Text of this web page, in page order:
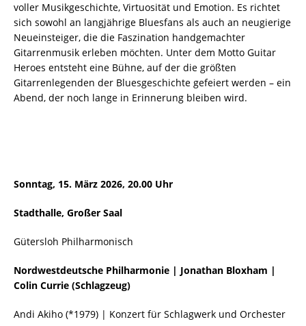
voller Musikgeschichte, Virtuosität und Emotion. Es richtet
sich sowohl an langjährige Bluesfans als auch an neugierige
Neueinsteiger, die die Faszination handgemachter
Gitarrenmusik erleben möchten. Unter dem Motto Guitar
Heroes entsteht eine Bühne, auf der die größten
Gitarrenlegenden der Bluesgeschichte gefeiert werden – ein
Abend, der noch lange in Erinnerung bleiben wird.
Sonntag, 15. März 2026, 20.00 Uhr
Stadthalle, Großer Saal
Gütersloh Philharmonisch
Nordwestdeutsche Philharmonie | Jonathan Bloxham |
Colin Currie (Schlagzeug)
Andi Akiho (*1979) | Konzert für Schlagwerk und Orchester